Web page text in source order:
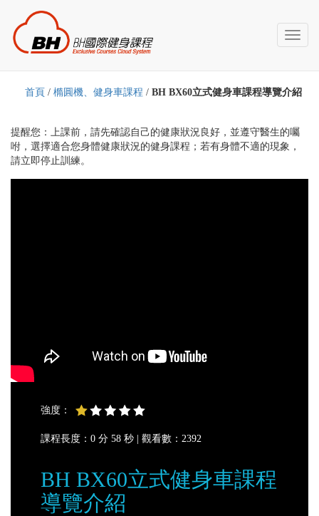
Toggle
首頁 / 橢圓機、健身車課程 / BH BX60立式健身車課程導覽介紹
提醒您：上課前，請先確認自己的健康狀況良好，並遵守醫生的囑
咐，選擇適合您身體健康狀況的健身課程；若有身體不適的現象，
請立即停止訓練。
強度：
課程長度：0 分 58 秒 | 觀看數：2392
BH BX60立式健身車課程
導覽介紹